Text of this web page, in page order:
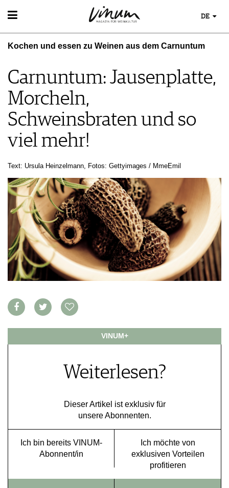
WEIN
WEINSUCHE
WINETRADECLUB
WEINE DES MONATS
TRINKREIFETABELLE
UNIQUE WINERIES
CLUB LES DOMAINES
WEINREGIONEN
WEINLEXIKON
WEINGESCHICHTE
WEINLAGERUNG
INFOGRAFIKEN
TIPPS & TRICKS
NEWS
EVENTS
EVENTKALENDER
AWARDS
EVENT-BILDER
ESSEN & TRINKEN
FOOD PAIRING TIPPS
KULINARIK
HOTSPOTS
WEINREISEN
MAGAZIN
REPORTAGEN
DOSSIER
WINEGUIDES
KLARTEXT
EXTRAS
ABO
ARCHIV
MEDIATHEK
APPS
VIDEOS
BILDSTRECKEN
BÜCHER
NEWS
WEINWIRTSCHAFT
WEINSZENE
VINOPHILES
ARCHIV
ANMELDEN
AWARDS
WINE TRADE CLUB
JOBS
WERBUNG
DE
Kochen und essen zu Weinen aus dem Carnuntum
Carnuntum: Jausenplatte,
Morcheln,
Schweinsbraten und so
viel mehr!
Text: Ursula Heinzelmann, Fotos: Gettyimages / MmeEmil
VINUM+
Weiterlesen?
Dieser Artikel ist exklusiv für
unsere Abonnenten.
Ich bin bereits VINUM-
Abonnent/in
Ich möchte von
exklusiven Vorteilen
profitieren